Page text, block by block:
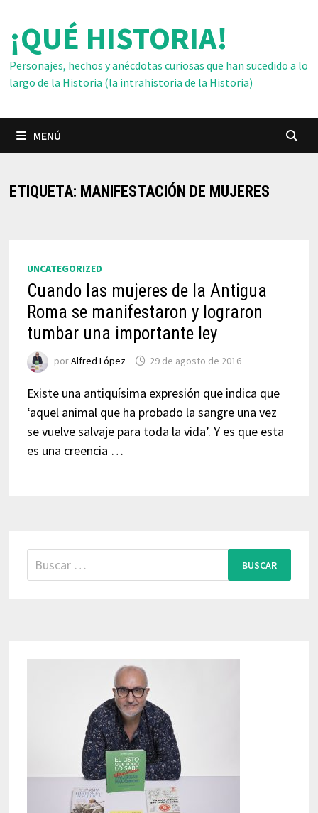
contenido
¡QUÉ HISTORIA!
Personajes, hechos y anécdotas curiosas que han sucedido a lo
largo de la Historia (la intrahistoria de la Historia)
MENÚ
ETIQUETA: MANIFESTACIÓN DE MUJERES
UNCATEGORIZED
Cuando las mujeres de la Antigua
Roma se manifestaron y lograron
tumbar una importante ley
porAlfred López 29 de agosto de 2016
Existe una antiquísima expresión que indica que
‘aquel animal que ha probado la sangre una vez
se vuelve salvaje para toda la vida’. Y es que esta
es una creencia …
Buscar: